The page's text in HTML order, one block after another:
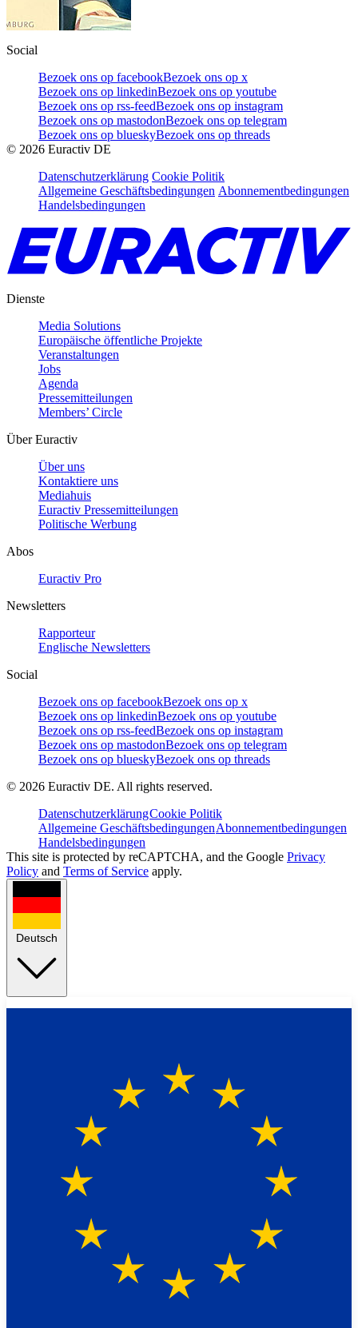
Social
Bezoek ons op facebookBezoek ons op x
Bezoek ons op linkedinBezoek ons op youtube
Bezoek ons op rss-feedBezoek ons op instagram
Bezoek ons op mastodonBezoek ons op telegram
Bezoek ons op blueskyBezoek ons op threads
© 2026 Euractiv DE
Datenschutzerklärung Cookie Politik
Allgemeine Geschäftsbedingungen Abonnementbedingungen
Handelsbedingungen
Dienste
Media Solutions
Europäische öffentliche Projekte
Veranstaltungen
Jobs
Agenda
Pressemitteilungen
Members’ Circle
Über Euractiv
Über uns
Kontaktiere uns
Mediahuis
Euractiv Pressemitteilungen
Politische Werbung
Abos
Euractiv Pro
Newsletters
Rapporteur
Englische Newsletters
Social
Bezoek ons op facebookBezoek ons op x
Bezoek ons op linkedinBezoek ons op youtube
Bezoek ons op rss-feedBezoek ons op instagram
Bezoek ons op mastodonBezoek ons op telegram
Bezoek ons op blueskyBezoek ons op threads
© 2026 Euractiv DE. All rights reserved.
DatenschutzerklärungCookie Politik
Allgemeine GeschäftsbedingungenAbonnementbedingungen
Handelsbedingungen
This site is protected by reCAPTCHA, and the Google Privacy
Policy and Terms of Service apply.
Deutsch